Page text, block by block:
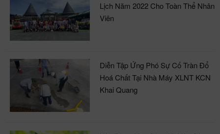
Lịch Năm 2022 Cho Toàn Thể Nhân
Viên
Diễn Tập Ứng Phó Sự Cố Tràn Đổ
Hoá Chất Tại Nhà Máy XLNT KCN
Khai Quang